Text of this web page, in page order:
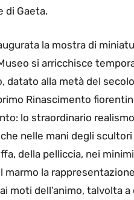
di Gaeta.
la mostra di
si arricchisce
alla metà del
Rinascimento
lo straordinario
nelle mani degli
della pelliccia, nei
la
moti dell’animo, talvolta